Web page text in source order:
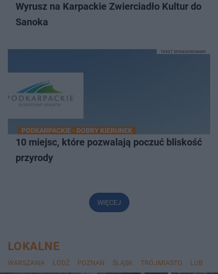
Wyrusz na Karpackie Zwierciadło Kultur do
Sanoka
PODKARPACKIE - DOBRY KIERUNEK
10 miejsc, które pozwalają poczuć bliskość
przyrody
TEKST SPONSOROWANY
WIĘCEJ
LOKALNE
WARSZAWA ŁÓDŹ POZNAŃ ŚLĄSK TRÓJMIASTO LUBLIN